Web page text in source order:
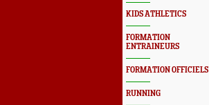
KIDS ATHLETICS
FORMATION
ENTRAINEURS
FORMATION OFFICIELS
RUNNING